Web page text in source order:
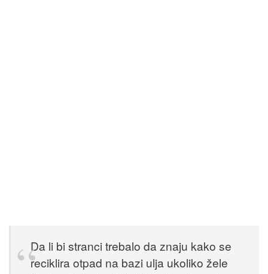
Da li bi stranci trebalo da znaju kako se
reciklira otpad na bazi ulja ukoliko žele